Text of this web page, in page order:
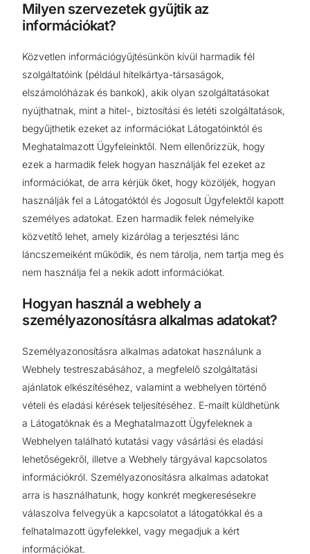
Milyen szervezetek gyűjtik az
információkat?
Közvetlen információgyűjtésünkön kívül harmadik fél
szolgáltatóink (például hitelkártya-társaságok,
elszámolóházak és bankok), akik olyan szolgáltatásokat
nyújthatnak, mint a hitel-, biztosítási és letéti szolgáltatások,
begyűjthetik ezeket az információkat Látogatóinktól és
Meghatalmazott Ügyfeleinktől. Nem ellenőrizzük, hogy
ezek a harmadik felek hogyan használják fel ezeket az
információkat, de arra kérjük őket, hogy közöljék, hogyan
használják fel a Látogatóktól és Jogosult Ügyfelektől kapott
személyes adatokat. Ezen harmadik felek némelyike
közvetítő lehet, amely kizárólag a terjesztési lánc
láncszemeiként működik, és nem tárolja, nem tartja meg és
nem használja fel a nekik adott információkat.
Hogyan használ a webhely a
személyazonosításra alkalmas adatokat?
Személyazonosításra alkalmas adatokat használunk a
Webhely testreszabásához, a megfelelő szolgáltatási
ajánlatok elkészítéséhez, valamint a webhelyen történő
vételi és eladási kérések teljesítéséhez. E-mailt küldhetünk
a Látogatóknak és a Meghatalmazott Ügyfeleknek a
Webhelyen található kutatási vagy vásárlási és eladási
lehetőségekről, illetve a Webhely tárgyával kapcsolatos
információkról. Személyazonosításra alkalmas adatokat
arra is használhatunk, hogy konkrét megkeresésekre
válaszolva felvegyük a kapcsolatot a látogatókkal és a
felhatalmazott ügyfelekkel, vagy megadjuk a kért
információkat.